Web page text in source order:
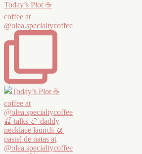
Today’s Plot ☕️
coffee at
@olea.specialtycoffee